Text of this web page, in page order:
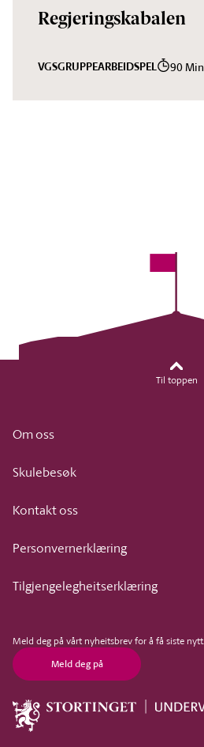
Regjeringskabalen
VGSGRUPPEARBEIDSPEL 90 Min
Til toppen
Meld deg på vårt nyheitsbrev for å få siste nytt.
Meld deg på
Om oss
Skulebesøk
Kontakt oss
Personvernerklæring
Tilgjengelegheitserklæring